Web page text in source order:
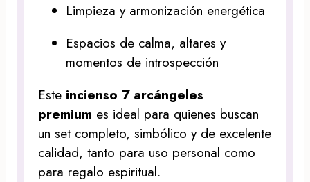
Limpieza y armonización energética
Espacios de calma, altares y
momentos de introspección
Este incienso 7 arcángeles
premium es ideal para quienes buscan
un set completo, simbólico y de excelente
calidad, tanto para uso personal como
para regalo espiritual.